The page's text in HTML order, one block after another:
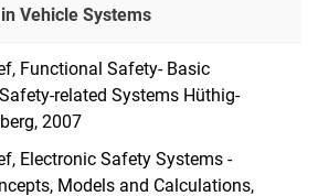
Vehicle Systems
Functional Safety- Basic
related Systems Hüthig-
2007
Electronic Safety Systems -
Models and Calculations,